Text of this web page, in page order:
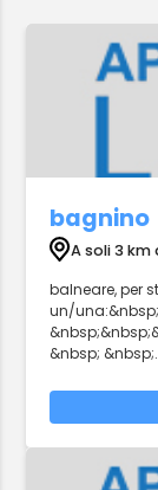
bagnino
A soli 3
balneare, per
un/
&nbsp;